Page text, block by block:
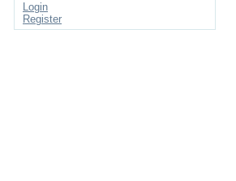
Login
Register